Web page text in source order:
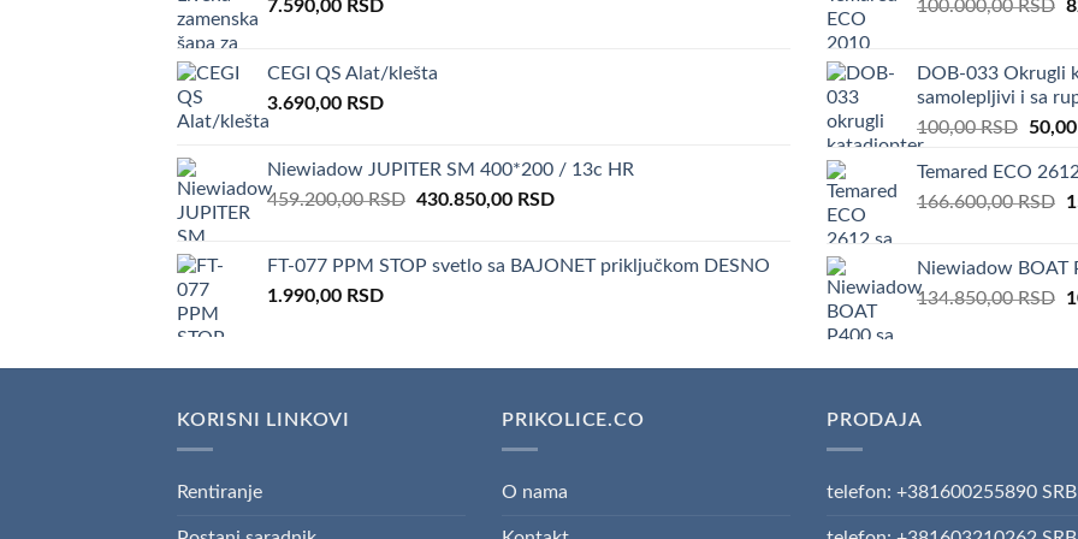
7.590,00 RSD
CEGI QS Alat/klešta
3.690,00 RSD
Niewiadow JUPITER SM 400*200 / 13c HR
459.200,00RSD Original
459.200,00 RSD.
430.850,00 RSDCurrent
430.850,00 RSD.
FT-077 PPM STOP svetlo sa BAJONET priključkom DESNO
1.990,00 RSD
100.000,00RSD
DOB-033 Okrugli
samolepljivi i sa
100,00RSD
was:
50,00
Temared ECO
166.600,00RSD
Niewiadow BOAT
134.850,00RSD
KORISNI LINKOVI
Rentiranje
PRIKOLICE.CO
O nama
PRODAJA
telefon: +381600255890 SRB